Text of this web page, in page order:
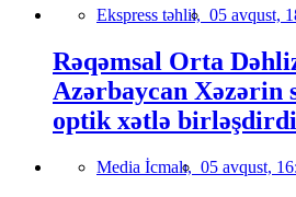
Ekspress təhlil, 05 avqust,
Rəqəmsal Orta
Azərbaycan
optik xətlə birləşdirdi
Media İcmalı, 05 avqust,